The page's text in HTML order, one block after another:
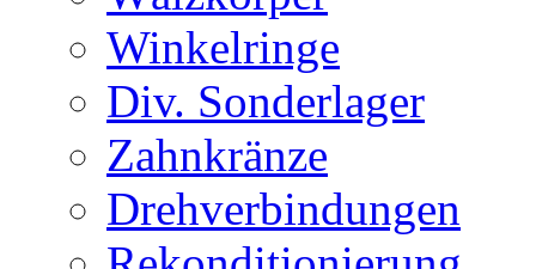
Winkelringe
Div. Sonderlager
Zahnkränze
Drehverbindungen